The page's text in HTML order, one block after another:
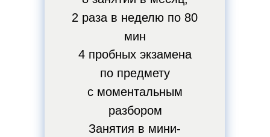
2 раза в неделю по 80
мин
Занятия в мини-
4 пробных экзамена
по предмету
с моментальным
разбором